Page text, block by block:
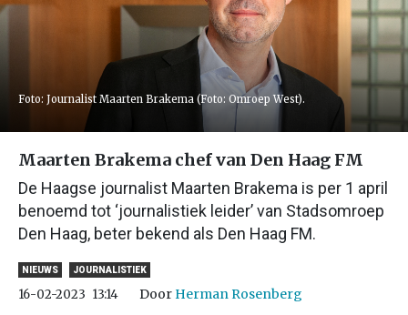
Foto: Journalist Maarten Brakema (Foto: Omroep West).
Maarten Brakema chef van Den Haag FM
De Haagse journalist Maarten Brakema is per 1 april
benoemd tot ‘journalistiek leider’ van Stadsomroep
Den Haag, beter bekend als Den Haag FM.
NIEUWS JOURNALISTIEK
16-02-2023 13:14 Door Herman Rosenberg